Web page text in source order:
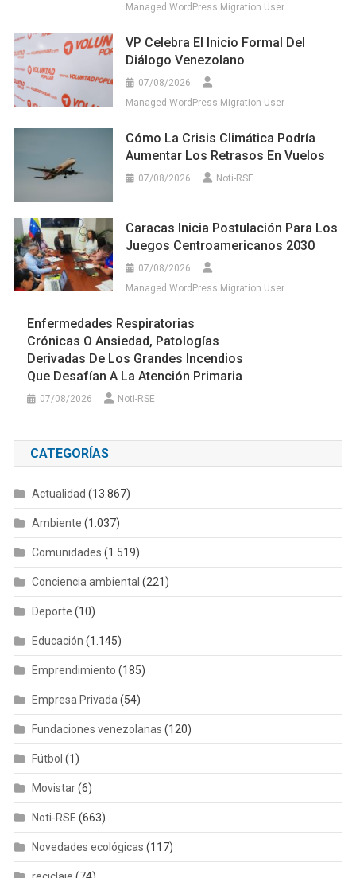
Managed WordPress Migration User
VP Celebra El Inicio Formal Del
Diálogo Venezolano
07/08/2026
Managed WordPress Migration User
Cómo La Crisis Climática Podría
Aumentar Los Retrasos En Vuelos
07/08/2026 Noti-RSE
Caracas Inicia Postulación Para Los
Juegos Centroamericanos 2030
07/08/2026
Managed WordPress Migration User
Enfermedades Respiratorias
Crónicas O Ansiedad, Patologías
Derivadas De Los Grandes Incendios
Que Desafían A La Atención Primaria
07/08/2026 Noti-RSE
CATEGORÍAS
Actualidad (13.867)
Ambiente (1.037)
Comunidades (1.519)
Conciencia ambiental (221)
Deporte (10)
Educación (1.145)
Emprendimiento (185)
Empresa Privada (54)
Fundaciones venezolanas (120)
Fútbol (1)
Movistar(6)
Noti-RSE (663)
Novedades ecológicas (117)